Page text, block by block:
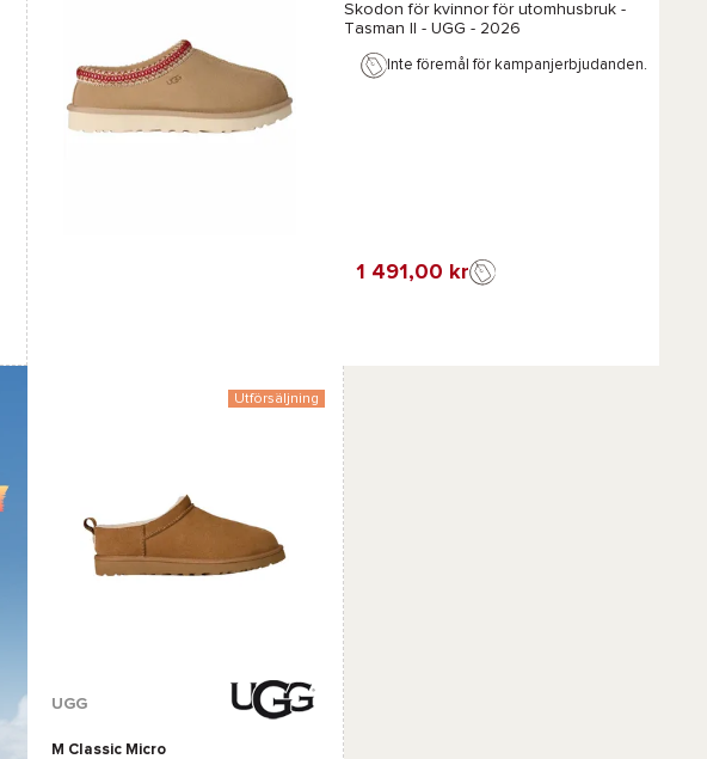
Skodon för kvinnor för utomhusbruk -
Tasman II - UGG - 2026
Inte föremål för kampanjerbjudanden.
1 491,00 kr
Utförsäljning
UGG
M Classic Micro